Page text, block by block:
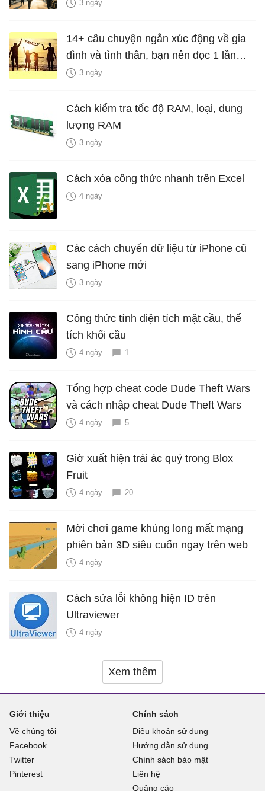
3 ngày
14+ câu chuyện ngắn xúc động về gia
đình và tình thân, bạn nên đọc 1 lần
trong đời
3 ngày
Cách kiểm tra tốc độ RAM, loại, dung
lượng RAM
3 ngày
Cách xóa công thức nhanh trên Excel
4 ngày
Các cách chuyển dữ liệu từ iPhone cũ
sang iPhone mới
3 ngày
Công thức tính diện tích mặt cầu, thể
tích khối cầu
4 ngày 1
Tổng hợp cheat code Dude Theft Wars
và cách nhập cheat Dude Theft Wars
4 ngày 5
Giờ xuất hiện trái ác quỷ trong Blox
Fruit
4 ngày 20
Mời chơi game khủng long mất mạng
phiên bản 3D siêu cuốn ngay trên web
4 ngày
Cách sửa lỗi không hiện ID trên
Ultraviewer
4 ngày
Xem thêm
Giới thiệu
Về chúng tôi
Facebook
Twitter
Pinterest
Chính sách
Điều khoản sử dụng
Hướng dẫn sử dụng
Chính sách bảo mật
Liên hệ
Quảng cáo